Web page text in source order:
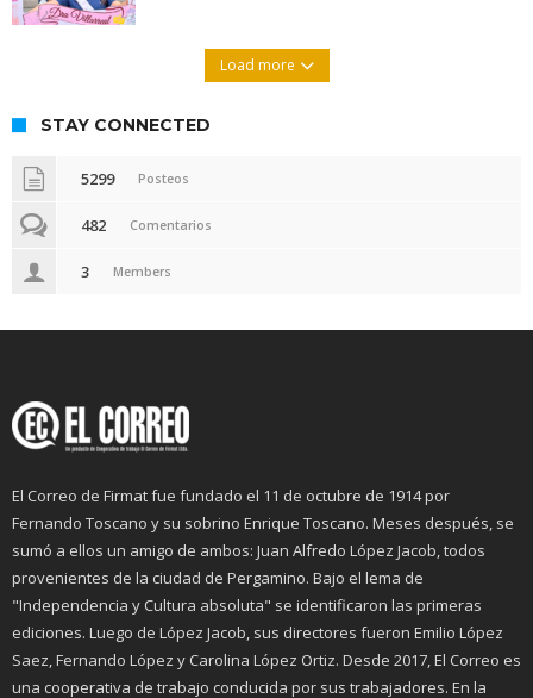
Load more
STAY CONNECTED
5299 Posteos
482 Comentarios
3 Members
El Correo de Firmat fue fundado el 11 de octubre de 1914 por
Fernando Toscano y su sobrino Enrique Toscano. Meses después, se
sumó a ellos un amigo de ambos: Juan Alfredo López Jacob, todos
provenientes de la ciudad de Pergamino. Bajo el lema de
"Independencia y Cultura absoluta" se identificaron las primeras
ediciones. Luego de López Jacob, sus directores fueron Emilio López
Saez, Fernando López y Carolina López Ortiz. Desde 2017, El Correo es
una cooperativa de trabajo conducida por sus trabajadores. En la